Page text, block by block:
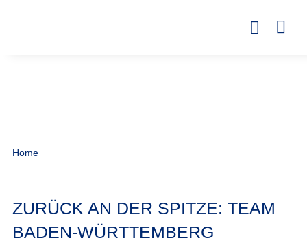
Home
ZURÜCK AN DER SPITZE: TEAM
BADEN-WÜRTTEMBERG